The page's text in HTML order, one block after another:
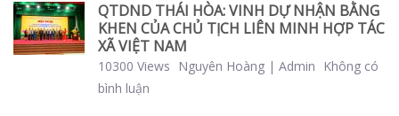
QTDND THÁI HÒA: VINH DỰ NHẬN BẰNG
KHEN CỦA CHỦ TỊCH LIÊN MINH HỢP TÁC
XÃ VIỆT NAM
10300 Views Nguyên Hoàng | Admin
Không có
bình luận